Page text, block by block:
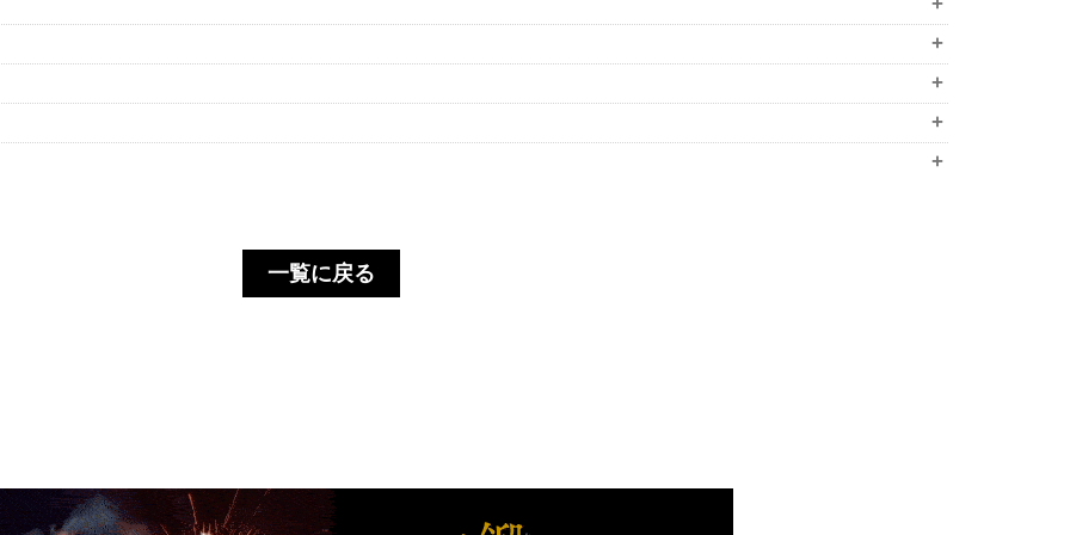
+
+
+
+
一覧に戻る